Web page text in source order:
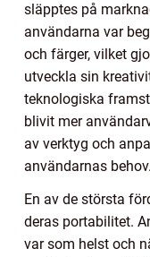
släpptes på
användarna var
och färger, vilket
utveckla sin
teknologiska
blivit mer
av verktyg och
användarnas behov.
En av de största
deras portabilitet.
var som helst och